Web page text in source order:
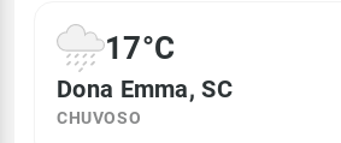
17°C
Dona Emma, SC
CHUVOSO